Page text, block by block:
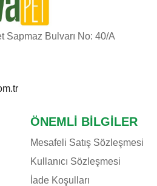
Sapmaz Bulvarı No: 40/A
ÖNEMLI BILGILER
Mesafeli Satış Sözleşmesi
Kullanıcı Sözleşmesi
İade Koşulları